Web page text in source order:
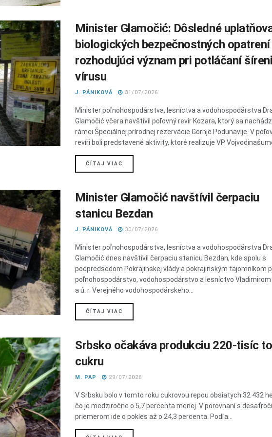
Minister Glamočić: Dôsledné
biologických bezpečnostných
rozhodujúci význam pri potláčaní
vírusu
J. PÁNIKOVÁ 31/07/2026
Minister poľnohospodárstva, lesníctva a vodohospodárstva
Glamočić včera navštívil poľovný revír Kozara, ktorý sa
rámci Špeciálnej prírodnej rezervácie Gornje Podunavlje. V
revíri boli predstavené aktivity, ktoré realizuje VP
ČÍTAJ VIAC
Minister Glamočić navštívil čerpaciu
stanicu Bezdan
J. PÁNIKOVÁ 30/07/2026
Minister poľnohospodárstva, lesníctva a vodohospodárstva
Glamočić dnes navštívil čerpaciu stanicu Bezdan, kde spolu s
podpredsedom Pokrajinskej vlády a pokrajinským tajomníkom
poľnohospodárstvo, vodohospodárstvo a lesníctvo Vladimirom
a ú. r. Verejného vodohospodárskeho...
ČÍTAJ VIAC
Srbsko očakáva produkciu 220-tisíc
cukru
M. PAP 29/07/2026
V Srbsku bolo v tomto roku cukrovou repou obsiatych 32 432
čo je medziročne o 5,7 percenta menej. V porovnaní s
priemerom ide o pokles až o 24,3 percenta. Podľa...